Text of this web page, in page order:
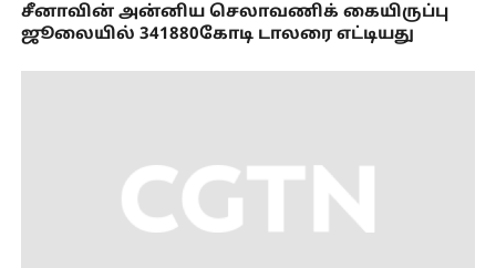
சீனாவின் அன்னிய செலாவணிக் கையிருப்பு
ஜூலையில் 341880கோடி டாலரை எட்டியது